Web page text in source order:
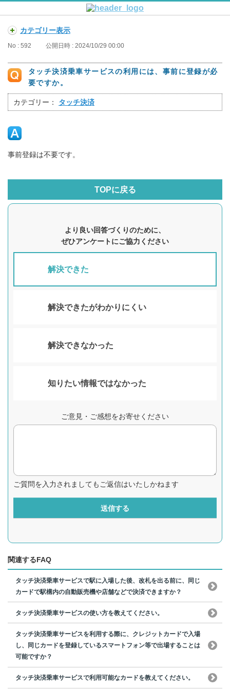
カテゴリー表示
No : 592 公開日時 : 2024/10/29 00:00
タッチ決済乗車サービスの利用には、事前に登録が必
要ですか。
カテゴリー： タッチ決済
事前登録は不要です。
TOPに戻る
より良い回答づくりのために、
ぜひアンケートにご協力ください
解決できた
解決できたがわかりにくい
解決できなかった
知りたい情報ではなかった
ご意見・ご感想をお寄せください
ご質問を入力されましてもご返信はいたしかねます
送信する
関連するFAQ
タッチ決済乗車サービスで駅に入場した後、改札を出る前に、同じ
カードで駅構内の自動販売機や店舗などで決済できますか？
タッチ決済乗車サービスの使い方を教えてください。
タッチ決済乗車サービスを利用する際に、クレジットカードで入場
し、同じカードを登録しているスマートフォン等で出場することは
可能ですか？
タッチ決済乗車サービスで利用可能なカードを教えてください。